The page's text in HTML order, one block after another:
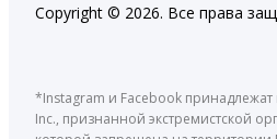
Copyright © 2026. Все права
*Instagram и Facebook
Inc., признанной экстремистской